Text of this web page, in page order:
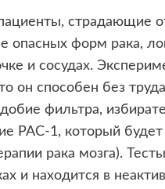
страдающие
опасных форм рака,
и сосудах.
он способен без
фильтра,
РАС-1, который
рака мозга).
и находится в